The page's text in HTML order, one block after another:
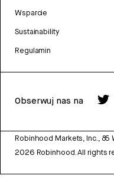
Wsparcie
Sustainability
Regulamin
Obserwuj nas na
Robinhood Markets, Inc., 85
2026 Robinhood. All rights